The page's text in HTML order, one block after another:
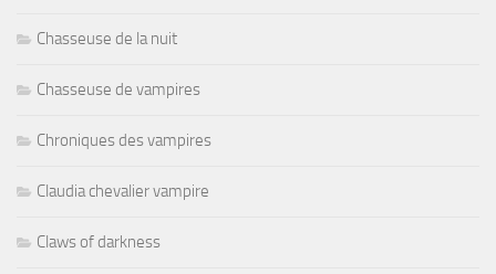
Chasseuse de la nuit
Chasseuse de vampires
Chroniques des vampires
Claudia chevalier vampire
Claws of darkness